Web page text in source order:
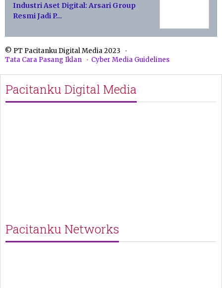
Industri Aset Digital: Arsari Group
Resmi Jadi P…
© PT Pacitanku Digital Media 2023
Tata Cara Pasang Iklan
Cyber Media Guidelines
Pacitanku Digital Media
Pacitanku Networks